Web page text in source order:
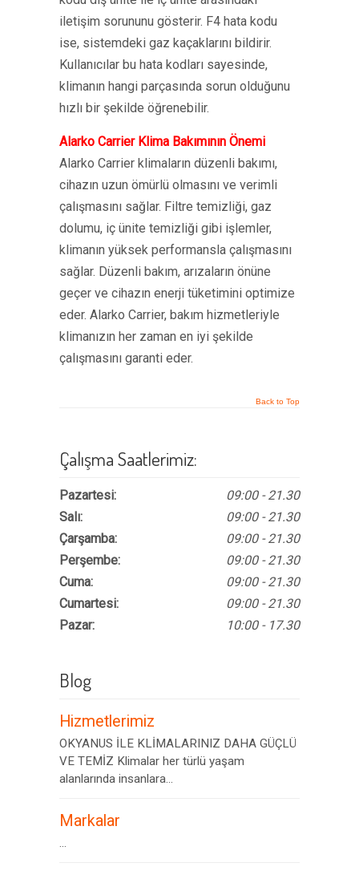
iletişim sorununu gösterir. F4 hata kodu
ise, sistemdeki gaz kaçaklarını bildirir.
Kullanıcılar bu hata kodları sayesinde,
klimanın hangi parçasında sorun olduğunu
hızlı bir şekilde öğrenebilir.
Alarko Carrier Klima Bakımının Önemi
Alarko Carrier klimaların düzenli bakımı,
cihazın uzun ömürlü olmasını ve verimli
çalışmasını sağlar. Filtre temizliği, gaz
dolumu, iç ünite temizliği gibi işlemler,
klimanın yüksek performansla çalışmasını
sağlar. Düzenli bakım, arızaların önüne
geçer ve cihazın enerji tüketimini optimize
eder. Alarko Carrier, bakım hizmetleriyle
klimanızın her zaman en iyi şekilde
çalışmasını garanti eder.
Back to Top
Çalışma Saatlerimiz:
Pazartesi:
Salı:
Çarşamba:
Perşembe:
Cuma:
Cumartesi:
Pazar:
09:00 - 21.30
09:00 - 21.30
09:00 - 21.30
09:00 - 21.30
09:00 - 21.30
09:00 - 21.30
10:00 - 17.30
Blog
Hizmetlerimiz
OKYANUS İLE KLİMALARINIZ DAHA GÜÇLÜ
VE TEMİZ Klimalar her türlü yaşam
alanlarında insanlara...
Markalar
...